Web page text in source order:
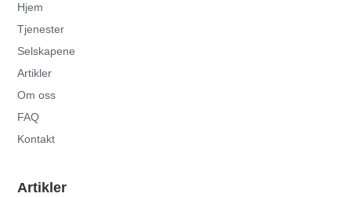
Hjem
Tjenester
Selskapene
Artikler
Om oss
FAQ
Kontakt
Artikler